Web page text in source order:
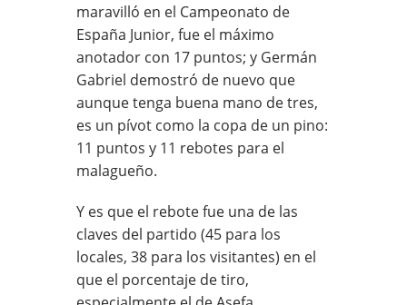
maravilló en el Campeonato de
España Junior, fue el máximo
anotador con 17 puntos; y Germán
Gabriel demostró de nuevo que
aunque tenga buena mano de tres,
es un pívot como la copa de un pino:
11 puntos y 11 rebotes para el
malagueño.
Y es que el rebote fue una de las
claves del partido (45 para los
locales, 38 para los visitantes) en el
que el porcentaje de tiro,